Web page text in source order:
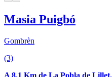
Masia Puigbó
Gombrèn
(3)
A 8.1 Km de La Pobla de Lillet.